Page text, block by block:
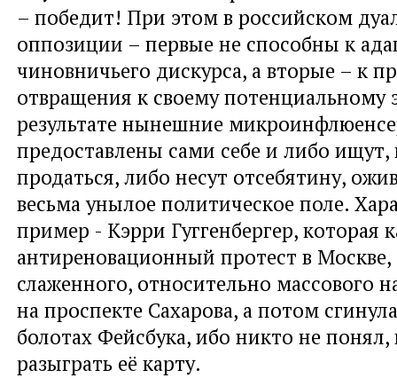
– победит! При этом в российском
оппозиции – первые не способны к
чиновничьего дискурса, а вторые – к
отвращения к своему потенциальному
результате нынешние
предоставлены сами себе и либо
продаться, либо несут отсебятину,
весьма унылое политическое поле.
пример - Кэрри Гуггенбергер, которая
антиреновационный протест в Москве,
слаженного, относительно массового
на проспекте Сахарова, а потом
болотах Фейсбука, ибо никто не понял,
разыграть её карту.